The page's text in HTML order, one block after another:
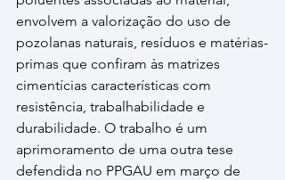
envolvem a valorização do uso de
pozolanas naturais, resíduos e matérias-
primas que confiram às matrizes
cimentícias características com
resistência, trabalhabilidade e
durabilidade. O trabalho é um
aprimoramento de uma outra tese
defendida no PPGAU em março de